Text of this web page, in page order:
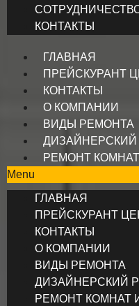
КОНТАКТЫ
ГЛАВНАЯ
ПРЕЙСКУРАНТ
КОНТАКТЫ
О КОМПАНИИ
ВИДЫ РЕМОНТА
РЕМОНТ
Menu
ГЛАВНАЯ
ПРЕЙСКУРАНТ
КОНТАКТЫ
О КОМПАНИИ
ВИДЫ РЕМОНТА
ДИЗАЙНЕРСКИЙ
РЕМОНТ КОМНАТ